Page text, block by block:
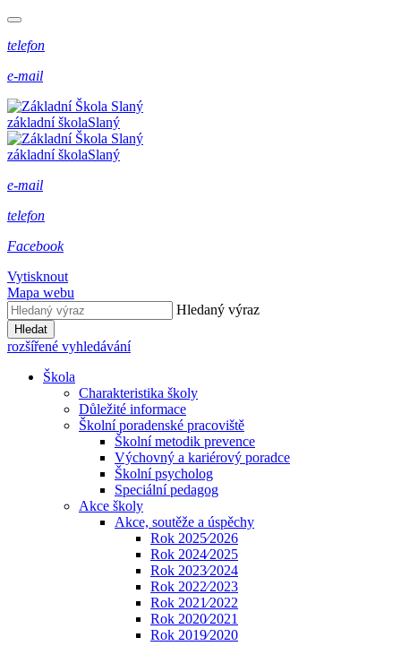
telefon
e-mail
základní školaSlaný
základní školaSlaný
e-mail
telefon
Facebook
Vytisknout
Mapa webu
Hledaný výraz
Hledat
rozšířené vyhledávání
Škola
Charakteristika školy
Důležité informace
Školní poradenské pracoviště
Školní metodik prevence
Výchovný a kariérový poradce
Školní psycholog
Speciální pedagog
Akce školy
Akce, soutěže a úspěchy
Rok 2025⁄2026
Rok 2024⁄2025
Rok 2023⁄2024
Rok 2022⁄2023
Rok 2021⁄2022
Rok 2020⁄2021
Rok 2019⁄2020